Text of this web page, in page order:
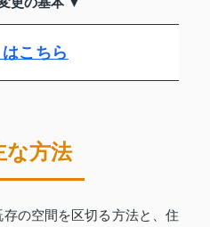
こちら
な方法
の空間を区切る方法と、住